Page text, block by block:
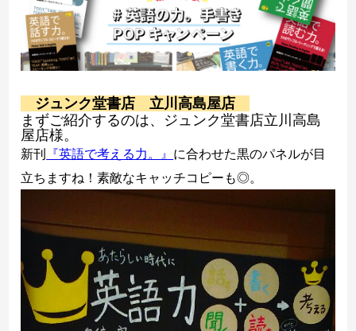
スペイン語
イタリア語
ヨーロッパ諸語
韓国・朝鮮語
中国語
日本語
閉じる
ジュンク堂書店 立川高島屋店
まずご紹介するのは、ジュンク堂書店立川高島
屋店様。
新刊 『英語で考える力。』 に合わせた黒のパネルが目
立ちますね！素敵なキャッチコピーも◎。